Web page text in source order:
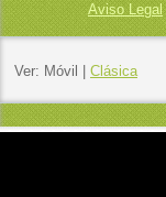
Aviso Legal
Ver: Móvil Clásica